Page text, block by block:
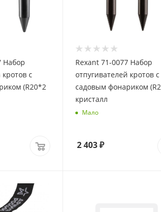
Набор
с
(R20*2
Rexant 71-0077 Набор
отпугивателей кротов с
садовым фонариком
кристалл
Мало
2 403₽